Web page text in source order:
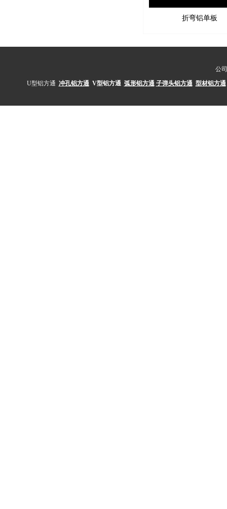
折弯铝单板
公
U型铝方通 冲孔铝方通 V型铝方通 弧形铝方通 子弹头铝方通 型材铝方通